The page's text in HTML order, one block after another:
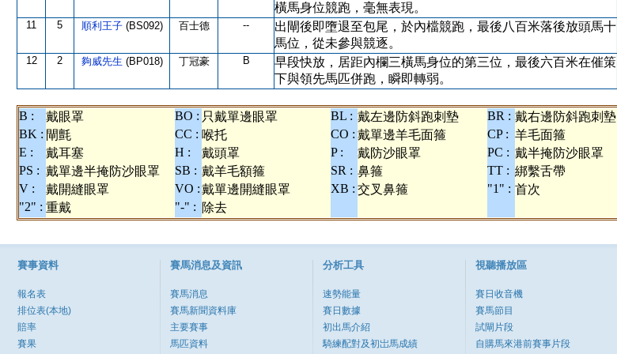
橫馬身位競跑，毫無表現。
11 5 順利王子 (BS092) 百士德 --
出閘後即墮退至包尾，於內檔競跑，最後八百米落後放頭馬十
馬位，從未參與競逐。
12 2 夠威先生 (BP018) 丁冠豪 B
早段快放，居距內欄三橫馬身位的第三位，最後六百米在催策
下與領先馬匹併跑，瞬即轉弱。
B : 戴眼罩 BO : 只戴單邊眼罩 BL : 戴左邊防斜跑刺墊 BR : 戴右邊防斜跑刺墊
BK : 閘氈 CC : 喉托 CO : 戴單邊羊毛面箍 CP : 羊毛面箍
E :
戴耳塞 H : 戴頭罩 P : 戴防沙眼罩 PC : 戴半掩防沙眼罩
PS : 戴單邊半掩防沙眼罩 SB : 戴羊毛額箍 SR : 鼻箍 TT : 綁繫舌帶
V :
戴開縫眼罩 VO :戴單邊開縫眼罩 XB : 交叉鼻箍 "1" : 首次
"2" : 重戴 "-" : 除去
賽事資料
報名表
排位表(本地)
賠率
賽果
賽馬消息及資訊
賽馬消息
賽馬新聞資料庫
主要賽事
馬匹資料
分析工具
速勢能量
賽日數據
初出馬介紹
騎練配對及初岀馬成績
視聽播放區
賽日收音機
賽馬節目
試閘片段
自購馬來港前賽事片段